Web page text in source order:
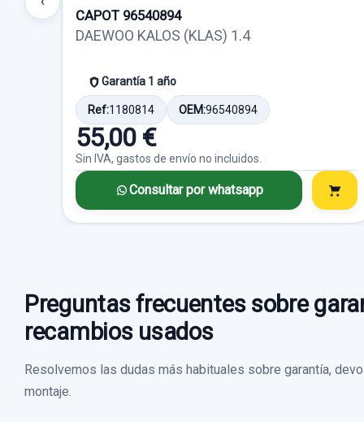
CAPOT 96540894
DAEWOO KALOS (KLAS) 1.4
Garantía 1 año
Ref:1180814 OEM:96540894
55,00 €
Sin IVA, gastos de envío no incluidos.
Consultar por whatsapp
Preguntas frecuentes sobre
recambios usados
Resolvemos las dudas más habituales sobre garantía,
montaje.